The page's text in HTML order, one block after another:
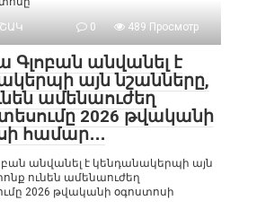
0 489 Просмотр
անվանել է
այն նշանները,
ամենաուժեղ
2026 թվականի
համար․․․
անվանել է կենդանակերպի այն
ունեն ամենաուժեղ
2026 թվականի օգոստոսի